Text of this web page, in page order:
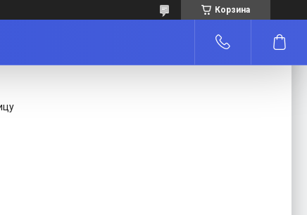
Корзина